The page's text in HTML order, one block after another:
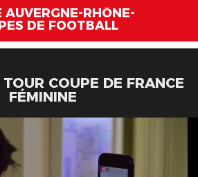
AUVERGNE-RHÔNE-
DE FOOTBALL
COUPE DE FRANCE
FÉMININE